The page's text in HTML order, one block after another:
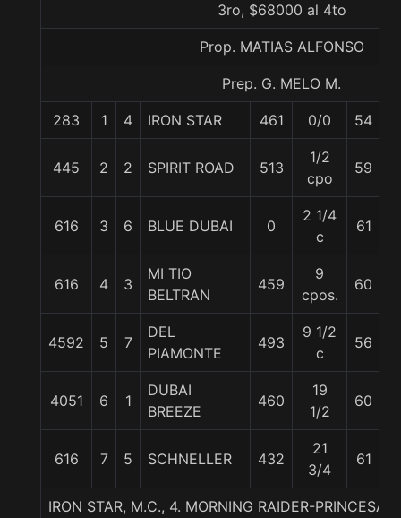
3ro, $68000 al 4to
Prop. MATIAS ALFONSO
Prep. G. MELO M.
283 1 4 IRON STAR 461 0/0 54
445 2 2 SPIRIT ROAD 513
1/2
cpo
59
616 3 6 BLUE DUBAI 0
2 1/4
c
61
616 4 3
MI TIO
BELTRAN
459
9
cpos.
60
4592 5 7
DEL
PIAMONTE
493
9 1/2
c
56
4051 6 1
DUBAI
BREEZE
460
19
1/2
60
616 7 5 SCHNELLER 432
21
3/4
61
IRON STAR, M.C., 4. MORNING RAIDER-PRINCESA